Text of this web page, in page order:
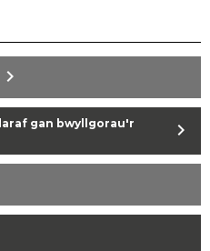
chevron_right
gan bwyllgorau'r
chevron_right